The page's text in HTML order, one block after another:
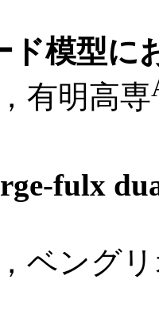
ド模型に
有明高専
fulx
ベング